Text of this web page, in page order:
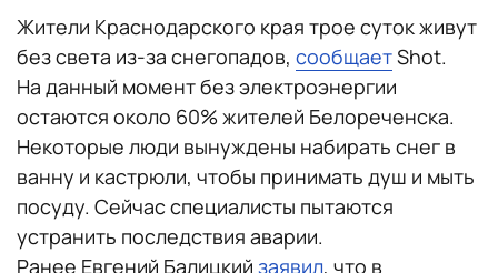
Жители Краснодарского края трое суток живут
без света из-за снегопадов, сообщаетShot.
На данный момент без электроэнергии
остаются около 60% жителей Белореченска.
Некоторые люди вынуждены набирать снег в
ванну и кастрюли, чтобы принимать душ и мыть
посуду. Сейчас специалисты пытаются
устранить последствия аварии.
Ранее Евгений Балицкий заявил, что в